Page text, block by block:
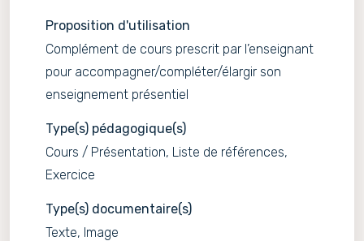
Proposition d'utilisation
Complément de cours prescrit par l’enseignant
pour accompagner/compléter/élargir son
enseignement présentiel
Type(s) pédagogique(s)
Cours / Présentation, Liste de références,
Exercice
Type(s) documentaire(s)
Texte, Image